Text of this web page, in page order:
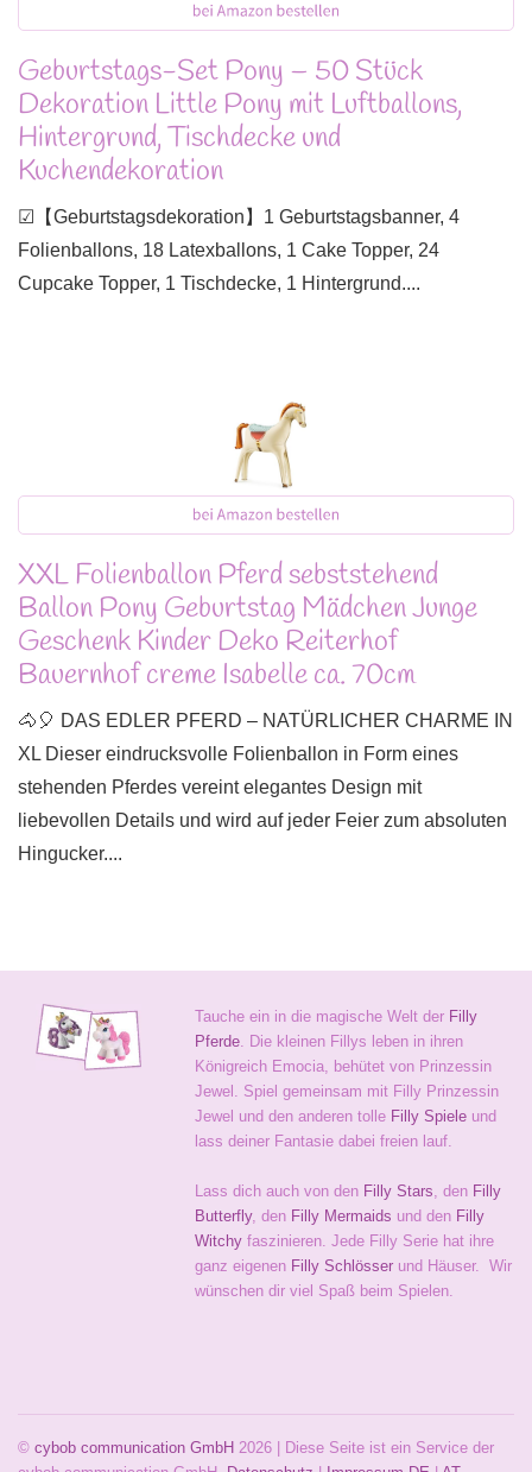
Geburtstags-Set Pony – 50 Stück
Dekoration Little Pony mit Luftballons,
Hintergrund, Tischdecke und
Kuchendekoration
☑【Geburtstagsdekoration】1 Geburtstagsbanner, 4
Folienballons, 18 Latexballons, 1 Cake Topper, 24
Cupcake Topper, 1 Tischdecke, 1 Hintergrund....
XXL Folienballon Pferd sebststehend
Ballon Pony Geburtstag Mädchen Junge
Geschenk Kinder Deko Reiterhof
Bauernhof creme Isabelle ca. 70cm
🐴🎈 DAS EDLER PFERD – NATÜRLICHER CHARME IN
XL Dieser eindrucksvolle Folienballon in Form eines
stehenden Pferdes vereint elegantes Design mit
liebevollen Details und wird auf jeder Feier zum absoluten
Hingucker....
Tauche ein in die magische Welt der Filly
Pferde. Die kleinen Fillys leben in ihren
Königreich Emocia, behütet von Prinzessin
Jewel. Spiel gemeinsam mit Filly Prinzessin
Jewel und den anderen tolle Filly Spiele und
lass deiner Fantasie dabei freien lauf.
Lass dich auch von den Filly Stars, den Filly
Butterfly, den Filly Mermaids und den Filly
Witchy faszinieren. Jede Filly Serie hat ihre
ganz eigenen Filly Schlösser und Häuser. Wir
wünschen dir viel Spaß beim Spielen.
© cybob communication GmbH 2026 | Diese Seite ist ein Service der